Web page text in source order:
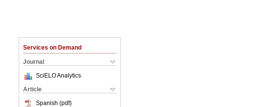
Services on Demand
Journal
SciELO Analytics
Article
Spanish (pdf)